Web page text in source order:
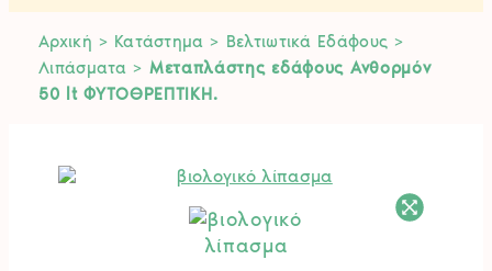
Αρχική > Κατάστημα > Βελτιωτικά Εδάφους >
Λιπάσματα > Μεταπλάστης εδάφους Ανθορμόν
50 lt ΦΥΤΟΘΡΕΠΤΙΚΗ.